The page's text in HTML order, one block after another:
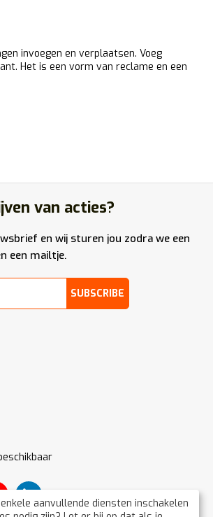
invoegen en verplaatsen. Voeg
Het is een vorm van reclame en een
van acties?
en wij sturen jou zodra we een
een mailtje.
SUBSCRIBE
aanvullende diensten inschakelen